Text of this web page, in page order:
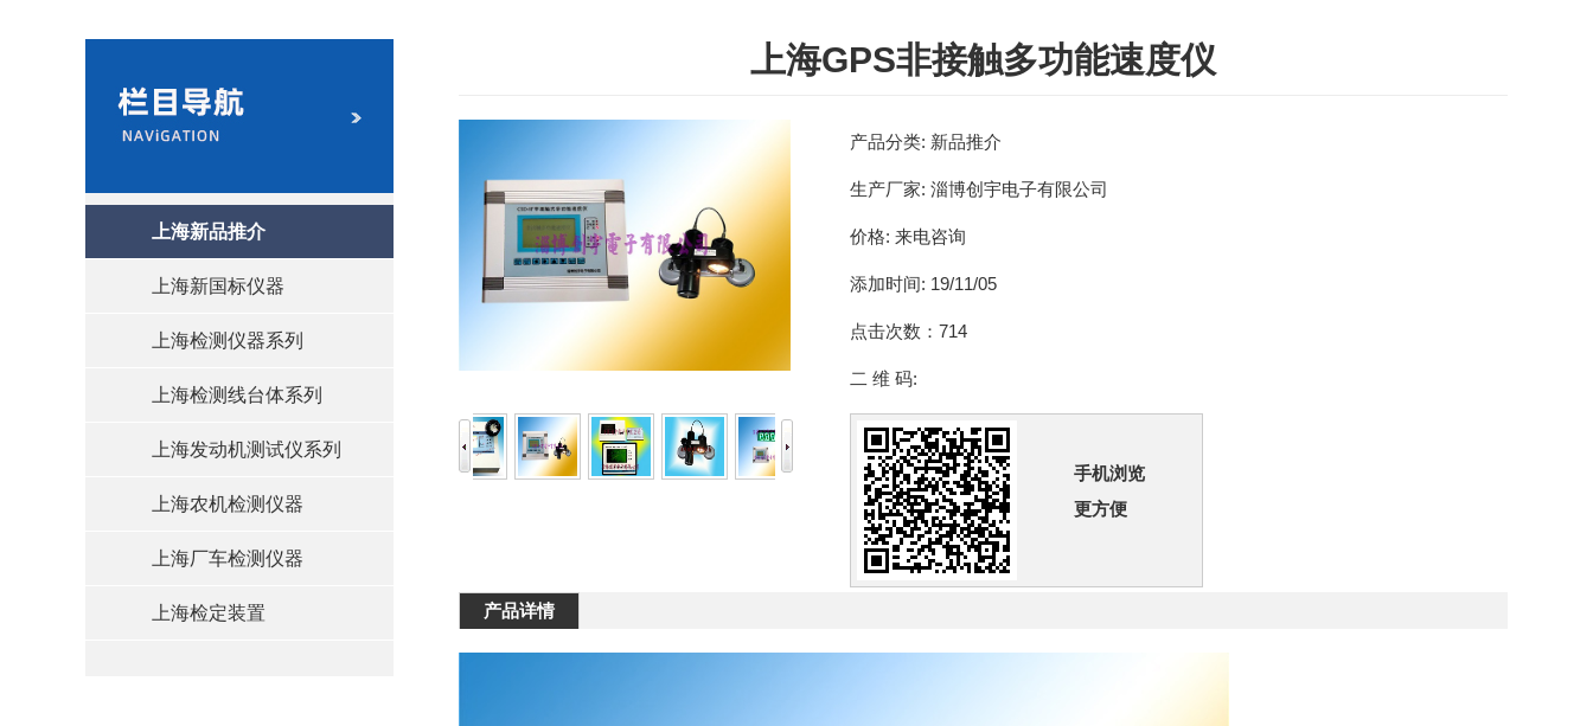
上海新品推介
上海新国标仪器
上海检测仪器系列
上海检测线台体系列
上海发动机测试仪系列
上海农机检测仪器
上海厂车检测仪器
上海检定装置
上海GPS非接触多功能速度仪
产品分类: 新品推介
生产厂家: 淄博创宇电子有限公司
价格: 来电咨询
添加时间: 19/11/05
点击次数： 714
二 维 码:
手机浏览
更方便
产品详情